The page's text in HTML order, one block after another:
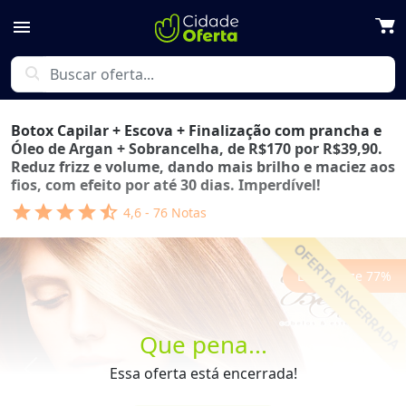
menu
search
Que pena...
Essa oferta está encerrada!
Botox Capilar + Escova + Finalização com prancha e
Óleo de Argan + Sobrancelha, de R$170 por R$39,90.
Reduz frizz e volume, dando mais brilho e maciez aos
fios, com efeito por até 30 dias. Imperdível!
starstarstarstarstar_half 4,6 - 76 Notas
Economize 77%